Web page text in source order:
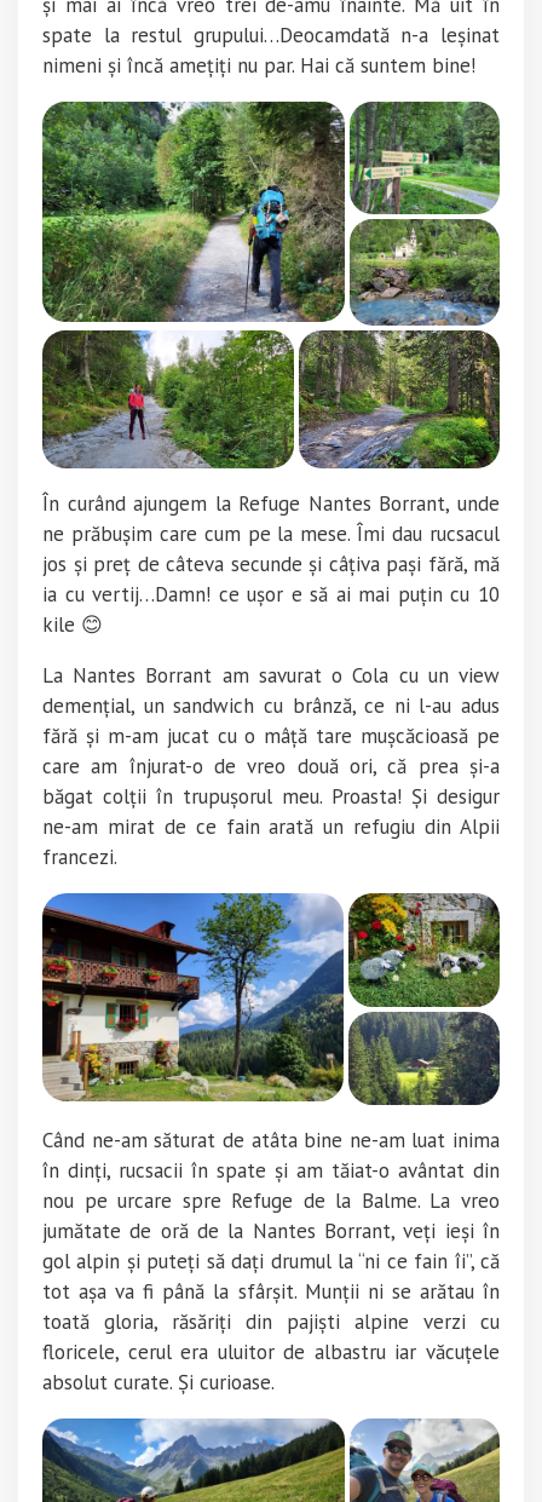
spate la restul grupului…Deocamdată n-a leșinat
nimeni și încă amețiți nu par. Hai că suntem bine!
În curând ajungem la Refuge Nantes Borrant, unde
ne prăbușim care cum pe la mese. Îmi dau rucsacul
jos și preț de câteva secunde și câțiva pași fără, mă
ia cu vertij…Damn! ce ușor e să ai mai puțin cu 10
kile 😊
La Nantes Borrant am savurat o Cola cu un view
demențial, un sandwich cu brânză, ce ni l-au adus
fără și m-am jucat cu o mâță tare mușcăcioasă pe
care am înjurat-o de vreo două ori, că prea și-a
băgat colții în trupușorul meu. Proasta! Și desigur
ne-am mirat de ce fain arată un refugiu din Alpii
francezi.
Când ne-am săturat de atâta bine ne-am luat inima
în dinți, rucsacii în spate și am tăiat-o avântat din
nou pe urcare spre Refuge de la Balme. La vreo
jumătate de oră de la Nantes Borrant, veți ieși în
gol alpin și puteți să dați drumul la “ni ce fain îi”, că
tot așa va fi până la sfârșit. Munții ni se arătau în
toată gloria, răsăriți din pajiști alpine verzi cu
floricele, cerul era uluitor de albastru iar văcuțele
absolut curate. Și curioase.